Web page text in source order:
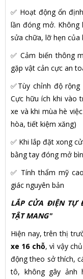
✅ Hoạt động ổn
lần đóng mở.
sửa chữa, lỡ hẹn của
✅ Cảm biến thông
gặp vật cản cực an
✅Tùy chỉnh độ
Cực hữu ích khi vào
xe và khi mùa hè
hòa, tiết kiệm xăng)
✅ Khi lắp đặt xong
bằng tay đóng mở
✅ Tính thẩm mỹ
giác nguyên bản
LẮP CỬA ĐIỆN TỰ
TẬT MANG"
Hiện nay, trên thị
xe 16 chỗ, vì vậy
động theo sở thích,
tô, không gây ảnh